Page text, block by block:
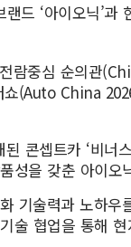
드 ‘아이오닉’
전람중심 순의
(Auto China
콘셉트카 ‘비
성을 갖춘 아이
기술력과 노하
술 협업을 통해